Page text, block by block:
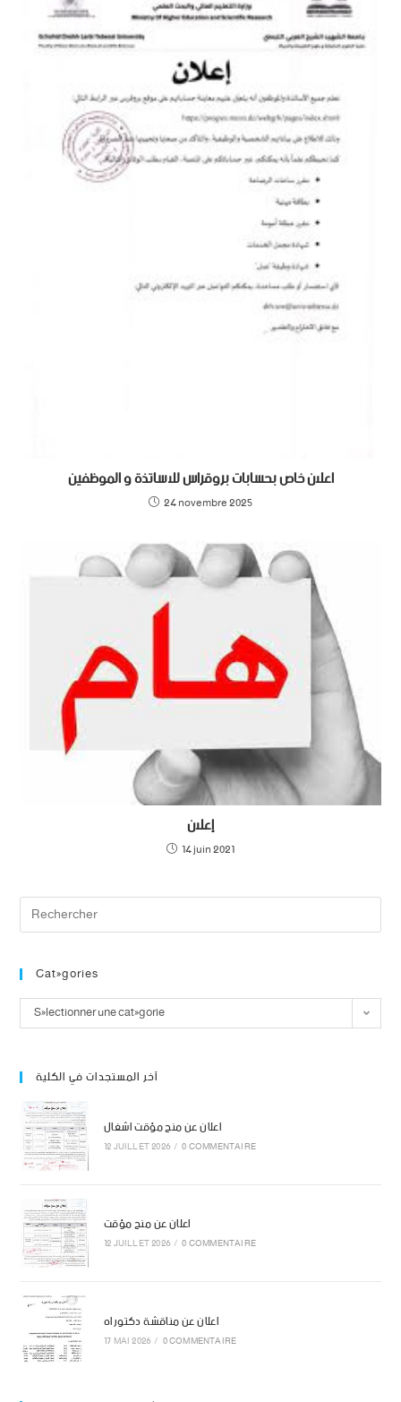
اعلان خاص بحسابات بروقراس للاساتذة و الموظفين
24 novembre 2025
إعلان
14 juin 2021
Catégories
Sélectionner une catégorie
آخر المستجدات في الكلية
اعلان عن منح مؤقت اشغال
12 JUILLET 2026/ 0 COMMENTAIRE
اعلان عن منح مؤقت
12 JUILLET 2026/ 0 COMMENTAIRE
اعلان عن مناقشة دكتوراه
17 MAI 2026/ 0 COMMENTAIRE